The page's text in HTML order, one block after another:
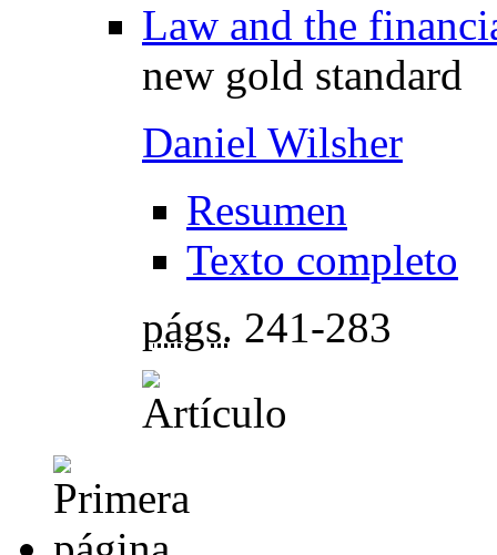
Law and the
new gold standard
Daniel Wilsher
Resumen
Texto completo
págs. 241-283